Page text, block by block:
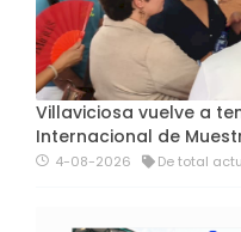
Villaviciosa vuelve a
Internacional de
4-08-2026 De total